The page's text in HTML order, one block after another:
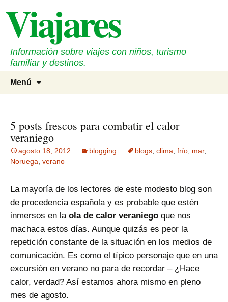
contenido
Viajares
Información sobre viajes con niños, turismo
familiar y destinos.
Menú
5 posts frescos para combatir el calor
veraniego
agosto 18, 2012 blogging blogs clima frío mar,
Noruega verano
La mayoría de los lectores de este modesto blog son
de procedencia española y es probable que estén
inmersos en la ola de calor veraniego que nos
machaca estos días. Aunque quizás es peor la
repetición constante de la situación en los medios de
comunicación. Es como el típico personaje que en una
excursión en verano no para de recordar – ¿Hace
calor, verdad? Así estamos ahora mismo en pleno
mes de agosto.